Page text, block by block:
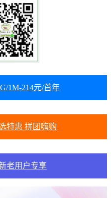
1M-214元/首年
特惠 拼团嗨购
老用户专享